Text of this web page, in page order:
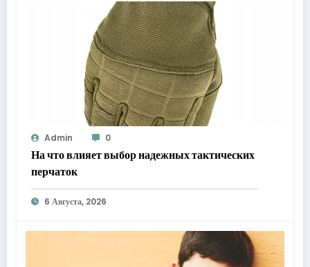
Admin 0
На что влияет выбор надежных тактических
перчаток
6 Августа, 2026